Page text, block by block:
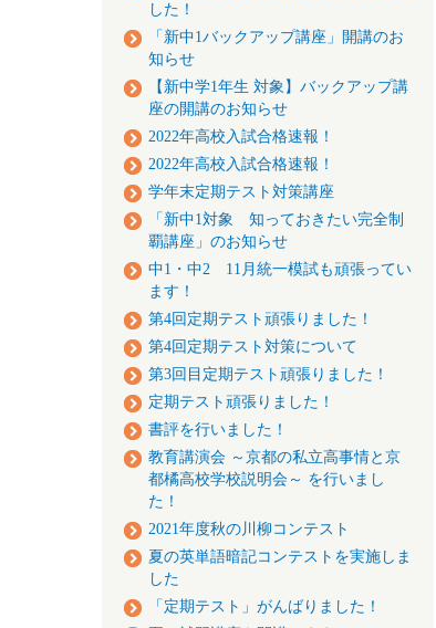
した！
「新中1バックアップ講座」開講のお
知らせ
【新中学1年生 対象】バックアップ講
座の開講のお知らせ
2022年高校入試合格速報！
2022年高校入試合格速報！
学年末定期テスト対策講座
「新中1対象 知っておきたい完全制
覇講座」のお知らせ
中1・中2 11月統一模試も頑張ってい
ます！
第4回定期テスト頑張りました！
第4回定期テスト対策について
第3回目定期テスト頑張りました！
定期テスト頑張りました！
書評を行いました！
教育講演会 ～京都の私立高事情と京
都橘高校学校説明会～ を行いまし
た！
2021年度秋の川柳コンテスト
夏の英単語暗記コンテストを実施しま
した
「定期テスト」がんばりました！